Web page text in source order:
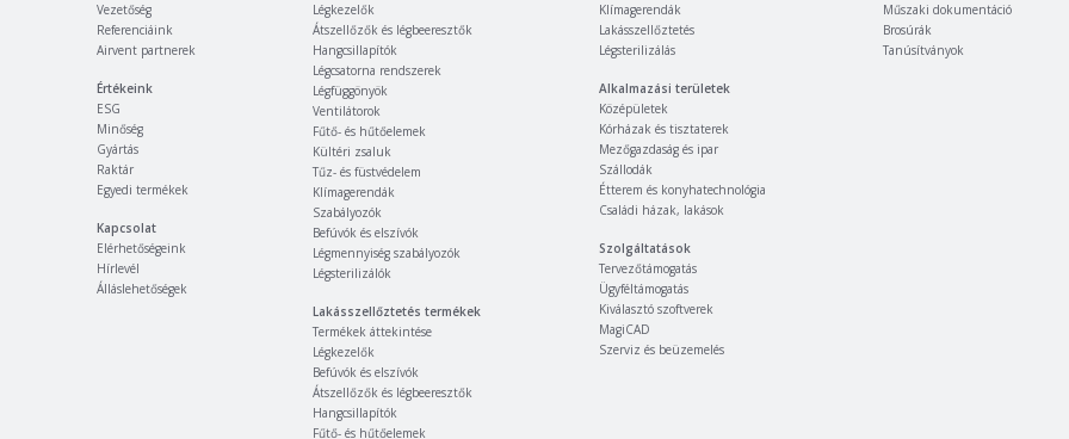
Vezetőség
Referenciáink
Airvent partnerek
Értékeink
ESG
Minőség
Gyártás
Raktár
Egyedi termékek
Kapcsolat
Elérhetőségeink
Hírlevél
Álláslehetőségek
Légkezelők
Átszellőzők és légbeeresztők
Hangcsillapítók
Légcsatorna rendszerek
Légfüggönyök
Ventilátorok
Fűtő- és hűtőelemek
Kültéri zsaluk
Tűz- és füstvédelem
Klímagerendák
Szabályozók
Befúvók és elszívók
Légmennyiség szabályozók
Légsterilizálók
Lakásszellőztetés termékek
Termékek áttekintése
Légkezelők
Befúvók és elszívók
Átszellőzők és légbeeresztők
Hangcsillapítók
Fűtő- és hűtőelemek
Klímagerendák
Lakásszellőztetés
Légsterilizálás
Alkalmazási területek
Középületek
Kórházak és tisztaterek
Mezőgazdaság és ipar
Szállodák
Étterem és konyhatechnológia
Családi házak, lakások
Szolgáltatások
Tervezőtámogatás
Ügyféltámogatás
Kiválasztó szoftverek
MagiCAD
Szerviz és beüzemelés
Műszaki dokumentáció
Brosúrák
Tanúsítványok